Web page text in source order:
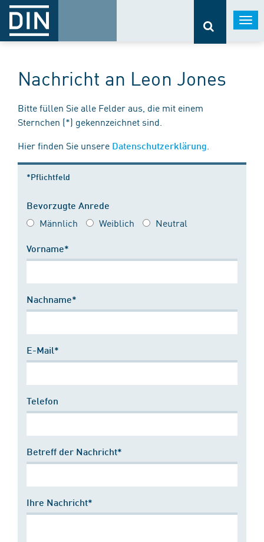
Nachricht an Leon Jones
Bitte füllen Sie alle Felder aus, die mit einem
Sternchen (*) gekennzeichnet sind.
Hier finden Sie unsere Datenschutzerklärung
*Pflichtfeld
Bevorzugte Anrede
Männlich Weiblich Neutral
Vorname*
Nachname*
E-Mail*
Telefon
Betreff der Nachricht*
Ihre Nachricht*